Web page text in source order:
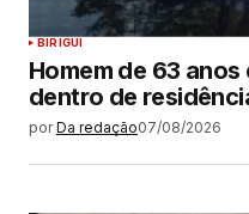
BIRIGUI
Homem de 63
dentro de
por Da redação07/08/2026